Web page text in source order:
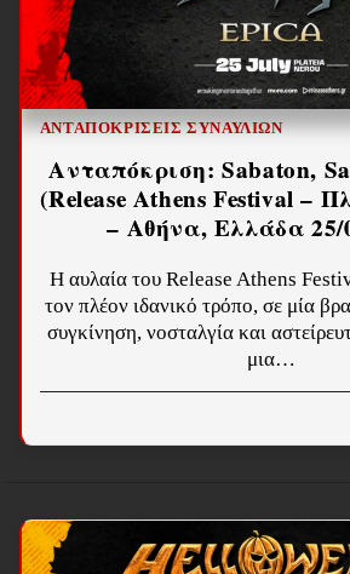
ΑΝΤΑΠΟΚΡΊΣΕΙΣ ΣΥΝΑΥΛΙΏΝ
Ανταπόκριση: Sabaton,
(Release Athens Festival –
– Αθήνα, Ελλάδα 25/
Η αυλαία του Release Athens
τον πλέον ιδανικό τρόπο, σε μία
συγκίνηση, νοσταλγία και
μια…